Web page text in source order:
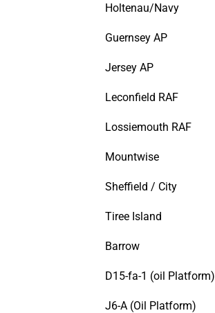
Holtenau/Navy
Guernsey AP
Jersey AP
Leconfield RAF
Lossiemouth RAF
Mountwise
Sheffield / City
Tiree Island
Barrow
D15-fa-1 (oil Platform)
J6-A (Oil Platform)